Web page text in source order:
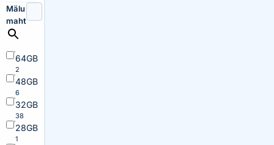
Mälu
maht
64GB
2
48GB
6
32GB
38
28GB
1